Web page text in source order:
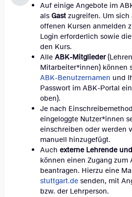
Auf einige Angebote im
alsGastzugreifen. Um
offenen Kursen anmelden
Login erforderlich sowie
den Kurs.
AlleABK-Mitglieder
Mitarbeiter*innen) können
ABK-Benutzernamen und
Passwort im ABK-Portal
oben).
Je nach
eingeloggte Nutzer*innen
einschreiben oder werden
manuell hinzugefügt.
Auch externe Lehrende
können einen Zugang zum
beantragen. Hierzu eine
stuttgart.desenden, mit
bzw. der Lehrperson.